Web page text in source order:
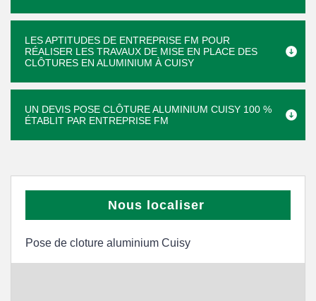
LES APTITUDES DE ENTREPRISE FM POUR
RÉALISER LES TRAVAUX DE MISE EN PLACE DES
CLÔTURES EN ALUMINIUM À CUISY
UN DEVIS POSE CLÔTURE ALUMINIUM CUISY 100 %
ÉTABLIT PAR ENTREPRISE FM
Nous localiser
Pose de cloture aluminium Cuisy